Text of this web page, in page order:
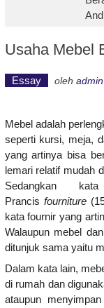
Usaha Mebel
Essay oleh admin
Mebel adalah
seperti kursi, meja,
yang artinya bisa
lemari relatif mudah
Sedangkan
Prancis fourniture
kata fournir yang
Walaupun mebel
ditunjuk sama yaitu
Dalam kata lain,
di rumah dan
ataupun